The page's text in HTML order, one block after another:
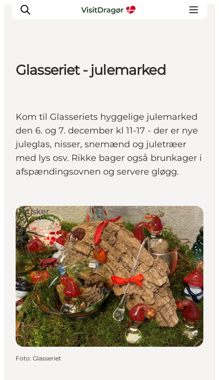
Byliv & Mad
Natur & Friluftsliv
For børn
Praktisk
Glasseriet - julemarked
Kom til Glasseriets hyggelige julemarked
den 6. og 7. december kl 11-17 - der er nye
juleglas, nisser, snemænd og juletræer
med lys osv. Rikke bager også brunkager i
afspændingsovnen og servere gløgg.
Det sker
Foto: Glasseriet